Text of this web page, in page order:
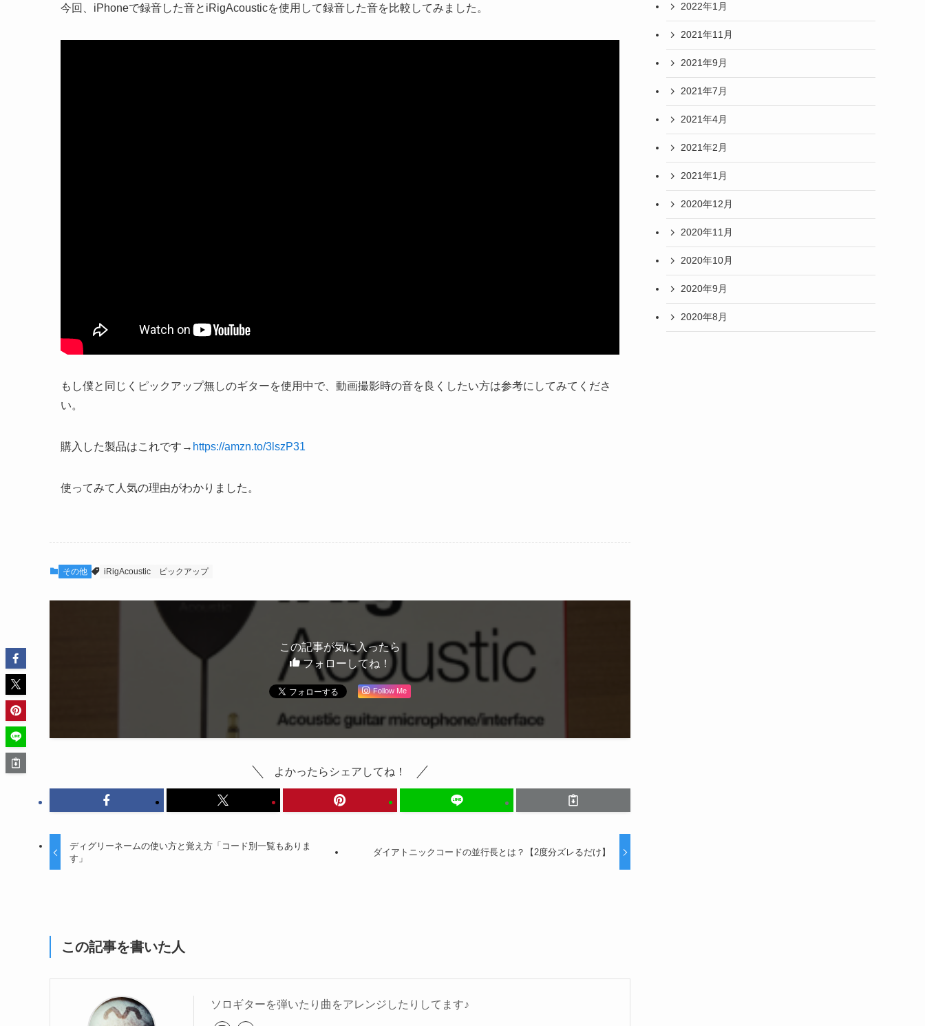
今回、iPhoneで録音した音とiRigAcousticを使用して録音した音を比較してみました。
もし僕と同じくピックアップ無しのギターを使用中で、動画撮影時の音を良くしたい方は参考にしてみてくださ
い。
購入した製品はこれです→ https://amzn.to/3lszP31
使ってみて人気の理由がわかりました。
その他 iRigAcoustic ピックアップ
この記事が気に入ったら
フォローしてね！
Follow Me
よかったらシェアしてね！
ディグリーネームの使い方と覚え方「コード別一覧もありま
す」
ダイアトニックコードの並行長とは？【2度分ズレるだけ】
この記事を書いた人
ソロギターを弾いたり曲をアレンジしたりしてます♪
2022年1月
2021年11月
2021年9月
2021年7月
2021年4月
2021年2月
2021年1月
2020年12月
2020年11月
2020年10月
2020年9月
2020年8月